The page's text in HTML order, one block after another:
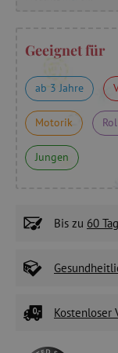
Geeignet für
ab 3 Jahre
Motorik
Jungen
Bis zu 60
Kostenloser